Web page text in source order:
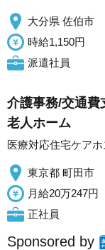
大分県 佐伯市
時給1,150円
派遣社員
介護事務/交通費
老人ホーム
医療対応住宅ケア
東京都 町田市
月給20万247円
正社員
Sponsored by